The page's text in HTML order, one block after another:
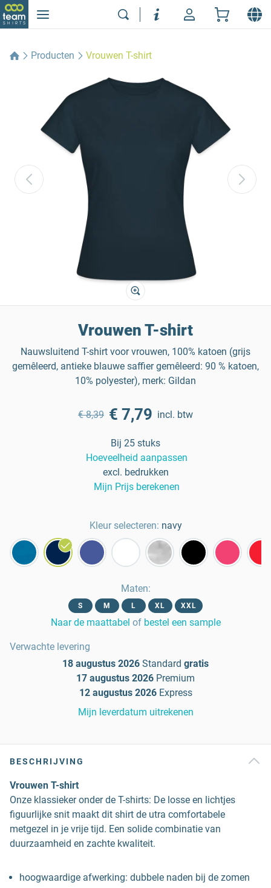
Producten Vrouwen T-shirt
Vrouwen T-shirt
Nauwsluitend T-shirt voor vrouwen, 100% katoen (grijs
gemêleerd, antieke blauwe saffier gemêleerd: 90 % katoen,
10% polyester), merk: Gildan
€ 8,39 € 7,79 incl. btw
Bij 25 stuks
Hoeveelheid aanpassen
excl. bedrukken
Mijn Prijs berekenen
Kleur selecteren: navy
Maten:
S M L XL XXL
Naar de maattabel of bestel een sample
Verwachte levering
18 augustus 2026 Standard gratis
17 augustus 2026 Premium
12 augustus 2026 Express
Mijn leverdatum uitrekenen
BESCHRIJVING
Vrouwen T-shirt
Onze klassieker onder de T-shirts: De losse en lichtjes
figuurlijke snit maakt dit shirt de utra comfortabele
metgezel in je vrije tijd. Een solide combinatie van
duurzaamheid en zachte kwaliteit.
hoogwaardige afwerking: dubbele naden bij de zomen